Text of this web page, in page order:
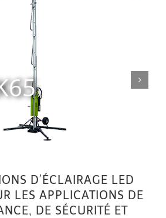
D’ÉCLAIRAGE LED
LES APPLICATIONS DE
DE SÉCURITÉ ET